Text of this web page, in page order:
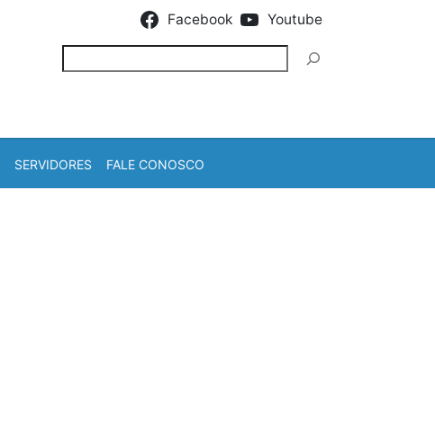
Facebook Youtube
SERVIDORES FALE CONOSCO